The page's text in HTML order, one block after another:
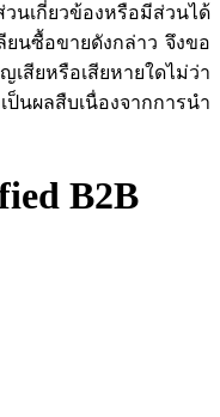
นเกี่ยวข้องหรือมีส่วนได้
ยนซื้อขายดังกล่าว จึงขอ
สียหรือเสียหายใดไม่ว่า
ป็นผลสืบเนื่องจากการนำ
B2B